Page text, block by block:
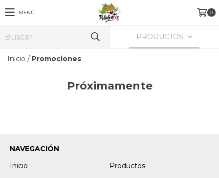
MENÚ 0
PRODUCTOS
Inicio / Promociones
Próximamente
NAVEGACIÓN
Inicio
Productos